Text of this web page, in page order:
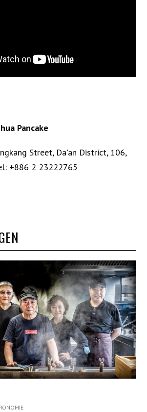
Pancake
Street, Da'an District, 106,
+886 2 23222765